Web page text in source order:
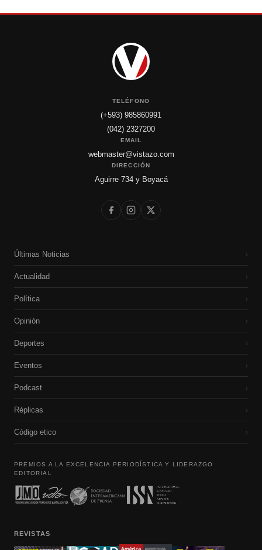
TELÉFONO
(+593) 985860991
(042) 2327200
EMAIL
webmaster@vistazo.com
DIRECCIÓN
Aguirre 734 y Boyacá
Últimas Noticias ›
Actualidad ›
Política ›
Opinión ›
Deportes ›
Eventos ›
Podcast ›
Réplicas ›
Código etico ›
PREMIOS A LA EXCELENCIA PERIODÍSTICA Y LIDERAZGO
EDITORIAL
REVISTAS